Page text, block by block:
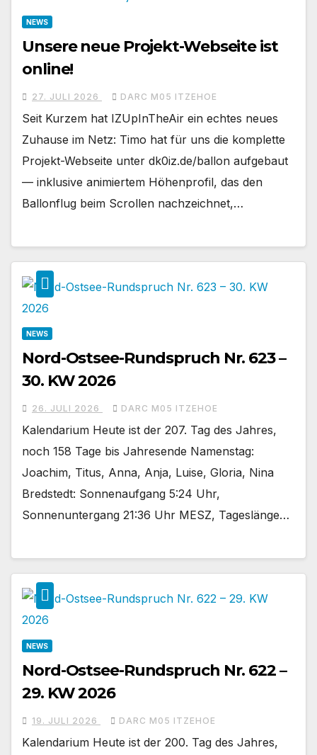
NEWS
Unsere neue Projekt-Webseite ist
online!
27. JULI 2026 DARC M05 ITZEHOE
Seit Kurzem hat IZUpInTheAir ein echtes neues
Zuhause im Netz: Timo hat für uns die komplette
Projekt-Webseite unter dk0iz.de/ballon aufgebaut
— inklusive animiertem Höhenprofil, das den
Ballonflug beim Scrollen nachzeichnet,…
NEWS
Nord-Ostsee-Rundspruch Nr. 623 –
30. KW 2026
26. JULI 2026 DARC M05 ITZEHOE
Kalendarium Heute ist der 207. Tag des Jahres,
noch 158 Tage bis Jahresende Namenstag:
Joachim, Titus, Anna, Anja, Luise, Gloria, Nina
Bredstedt: Sonnenaufgang 5:24 Uhr,
Sonnenuntergang 21:36 Uhr MESZ, Tageslänge…
NEWS
Nord-Ostsee-Rundspruch Nr. 622 –
29. KW 2026
19. JULI 2026 DARC M05 ITZEHOE
Kalendarium Heute ist der 200. Tag des Jahres,